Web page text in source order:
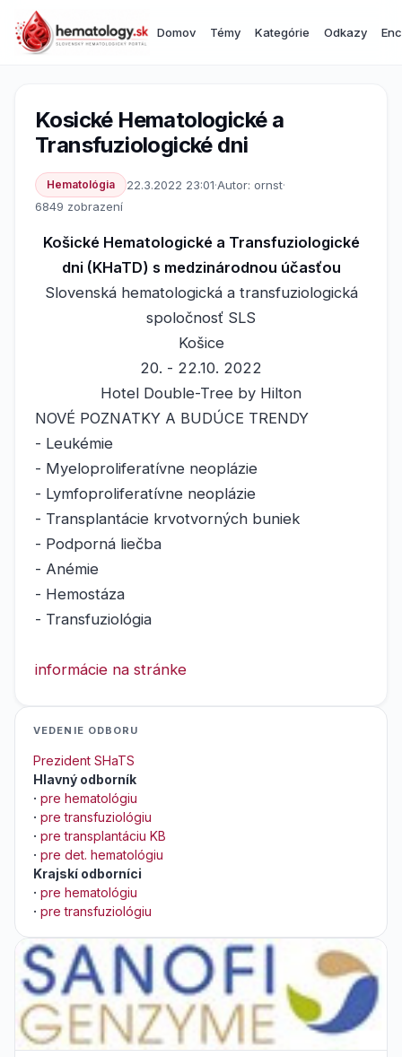
Domov Témy Kategórie Odkazy
Kosické Hematologické a
Transfuziologické dni
Hematológia 22.3.2022 23:01·Autor: ornst·
6849 zobrazení
Košické Hematologické a Transfuziologické
dni (KHaTD) s medzinárodnou účasťou
Slovenská hematologická a transfuziologická
spoločnosť SLS
Košice
20. - 22.10. 2022
Hotel Double-Tree by Hilton
NOVÉ POZNATKY A BUDÚCE TRENDY
- Leukémie
- Myeloproliferatívne neoplázie
- Lymfoproliferatívne neoplázie
- Transplantácie krvotvorných buniek
- Podporná liečba
- Anémie
- Hemostáza
- Transfuziológia
informácie na stránke
VEDENIE ODBORU
Prezident SHaTS
Hlavný odborník
· pre hematológiu
· pre transfuziológiu
· pre transplantáciu KB
· pre det. hematológiu
Krajskí odborníci
· pre hematológiu
· pre transfuziológiu